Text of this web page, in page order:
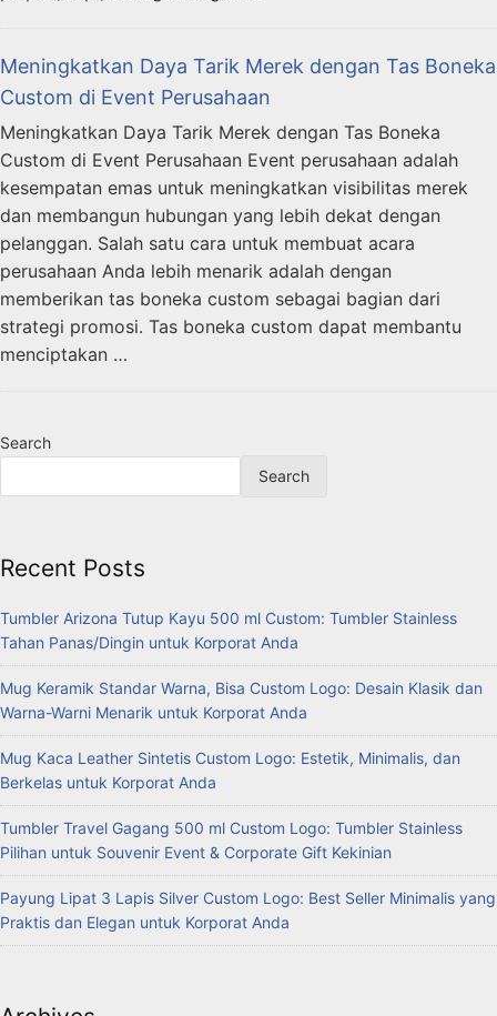
Meningkatkan Daya Tarik Merek dengan Tas Boneka
Custom di Event Perusahaan
Meningkatkan Daya Tarik Merek dengan Tas Boneka
Custom di Event Perusahaan Event perusahaan adalah
kesempatan emas untuk meningkatkan visibilitas merek
dan membangun hubungan yang lebih dekat dengan
pelanggan. Salah satu cara untuk membuat acara
perusahaan Anda lebih menarik adalah dengan
memberikan tas boneka custom sebagai bagian dari
strategi promosi. Tas boneka custom dapat membantu
menciptakan …
Search
Search
Recent Posts
Tumbler Arizona Tutup Kayu 500 ml Custom: Tumbler Stainless
Tahan Panas/Dingin untuk Korporat Anda
Mug Keramik Standar Warna, Bisa Custom Logo: Desain Klasik dan
Warna-Warni Menarik untuk Korporat Anda
Mug Kaca Leather Sintetis Custom Logo: Estetik, Minimalis, dan
Berkelas untuk Korporat Anda
Tumbler Travel Gagang 500 ml Custom Logo: Tumbler Stainless
Pilihan untuk Souvenir Event & Corporate Gift Kekinian
Payung Lipat 3 Lapis Silver Custom Logo: Best Seller Minimalis yang
Praktis dan Elegan untuk Korporat Anda